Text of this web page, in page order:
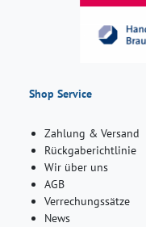
Shop Service
Zahlung & Versand
Rückgaberichtlinie
Wir über uns
AGB
Verrechungssätze
News